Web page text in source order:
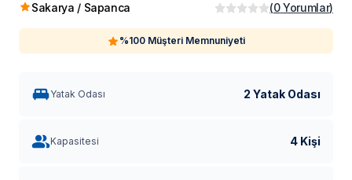
Sakarya / Sapanca (0 Yorumlar)
%100 Müşteri Memnuniyeti
Yatak Odası 2 Yatak Odası
Kapasitesi 4 Kişi